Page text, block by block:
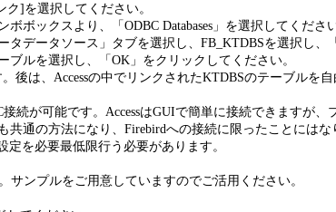
]を選択してください。
ボックスより、「ODBC Databases」を選択してください
データソース」タブを選択し、FB_KTDBSを選択し、
ルを選択し、「OK」をクリックしてください。
後は、Accessの中でリンクされたKTDBSのテーブルを
続が可能です。AccessはGUIで簡単に接続できますが
通の方法になり、Firebirdへの接続に限ったことには
を必要最低限行う必要があります。
ンプルをご用意していますのでご活用ください。